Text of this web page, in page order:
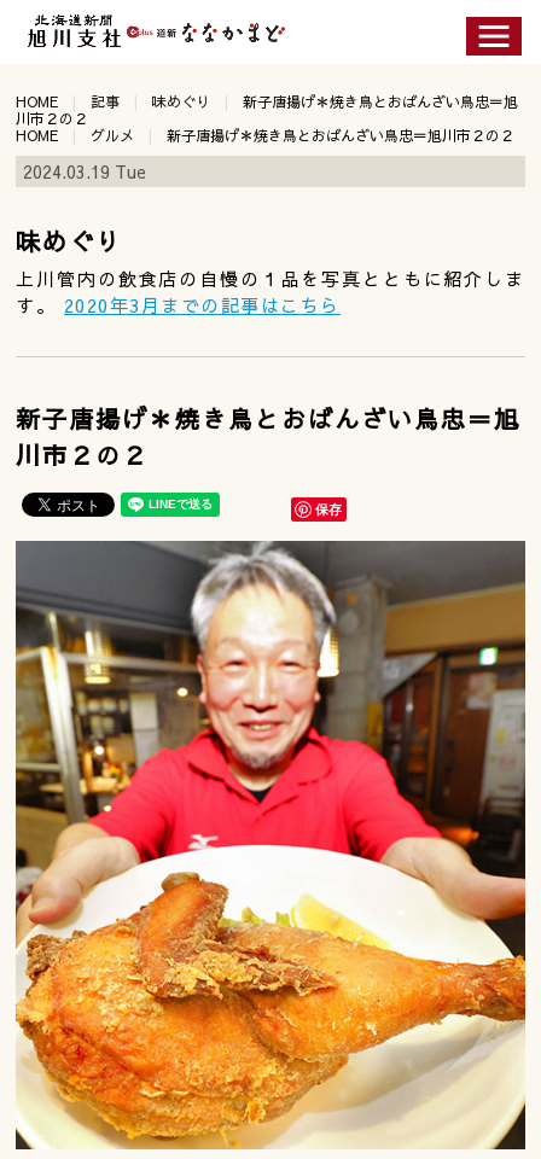
HOME 記事 味めぐり
新子唐揚げ＊焼き鳥とおばんざい鳥忠＝旭
川市２の２
HOME
グルメ 新子唐揚げ＊焼き鳥とおばんざい鳥忠＝旭川市２の２
2024.03.19 Tue
味めぐり
上川管内の飲食店の自慢の１品を写真とともに紹介しま
す。 2020年3月までの記事はこちら
新子唐揚げ＊焼き鳥とおばんざい鳥忠＝旭
川市２の２
保存